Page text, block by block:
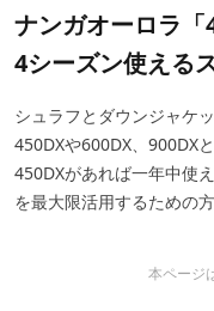
ナンガオーロラ「
4シーズン使える
シュラフとダウンジャケ
450DXや600DX、900DX
450DXがあれば一年中使
を最大限活用するための
本ページ